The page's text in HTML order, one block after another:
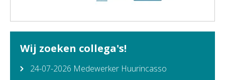
Wij zoeken collega's!
24-07-2026 Medewerker Huurincasso